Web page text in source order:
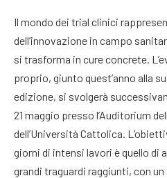
Il mondo dei trial clinici
dell’innovazione in campo
si trasforma in cure concrete.
proprio, giunto quest’anno alla
edizione, si svolgerà
21 maggio presso l’Auditorium
dell’Università Cattolica.
giorni di intensi lavori è quello di
grandi traguardi raggiunti, con